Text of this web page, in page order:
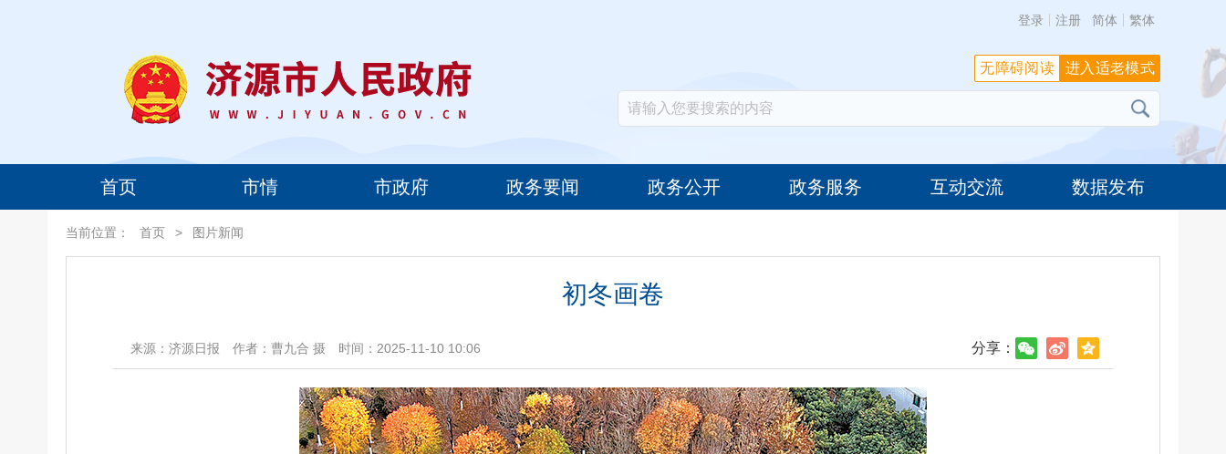
登录 注册 简体 繁体
首页 市情 市政府 政务要闻 政务公开 政务服务 互动交流 数据发布
进入适老模式
无障碍阅读
当前位置： 首页 > 图片新闻
初冬画卷
来源：济源日报 作者：曹九合 摄 时间：2025-11-10 10:06 分享：